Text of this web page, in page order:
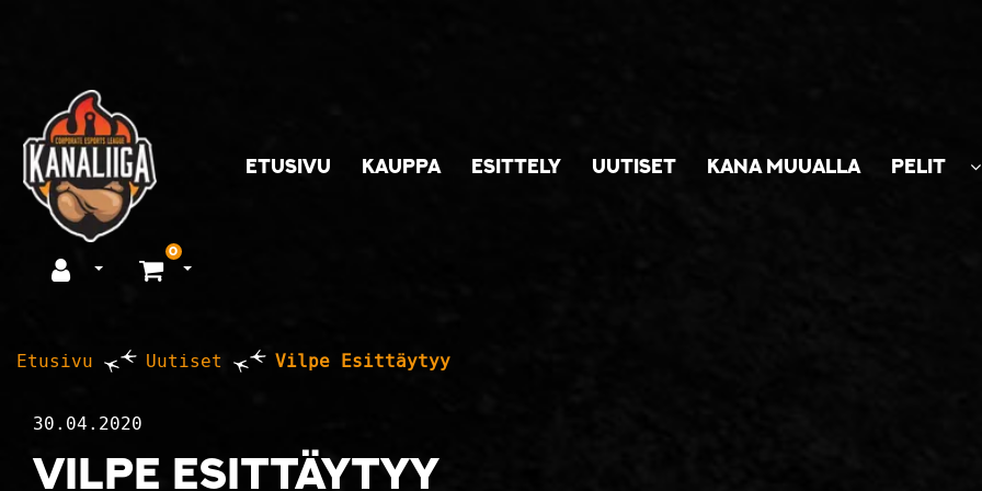
ETUSIVU KAUPPA ESITTELY UUTISET KANA MUUALLA PELIT
Avaa kirjautuminen
0
Avaa ostoskori
Etusivu Uutiset Vilpe Esittäytyy
30.04.2020
Vilpe Esittäytyy